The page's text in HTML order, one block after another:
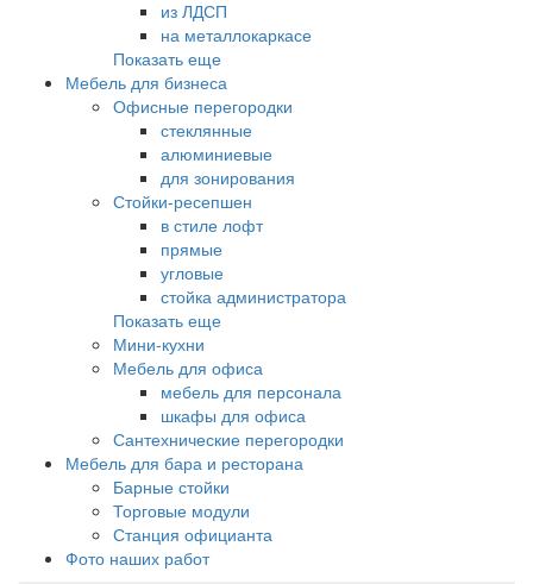
из ЛДСП
на металлокаркасе
Показать еще
Мебель для бизнеса
Офисные перегородки
стеклянные
алюминиевые
для зонирования
Стойки-ресепшен
в стиле лофт
прямые
угловые
стойка администратора
Показать еще
Мини-кухни
Мебель для офиса
мебель для персонала
шкафы для офиса
Сантехнические перегородки
Мебель для бара и ресторана
Барные стойки
Торговые модули
Станция официанта
Фото наших работ